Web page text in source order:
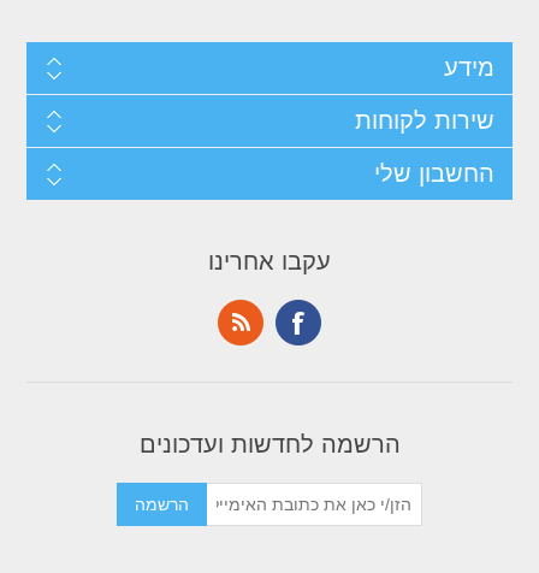
מידע
שירות לקוחות
החשבון שלי
עקבו אחרינו
הרשמה לחדשות ועדכונים